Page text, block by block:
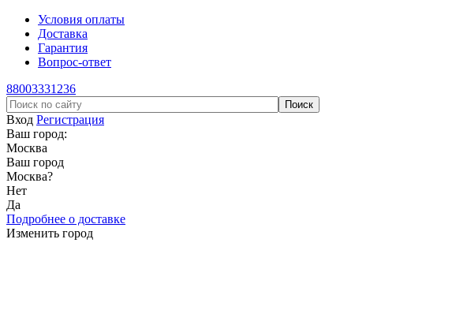
Условия оплаты
Доставка
Гарантия
Вопрос-ответ
88003331236
Вход Регистрация
Ваш город:
Москва
Ваш город
Москва?
Нет
Да
Подробнее о доставке
Изменить город